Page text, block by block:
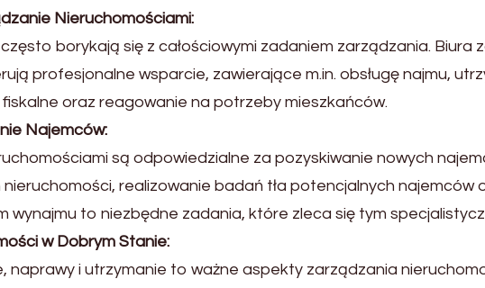
Nieruchomościami:
często borykają się z całościowymi zadaniem zarządzania. Biura
profesjonalne wsparcie, zawierające m.in. obsługę najmu,
oraz reagowanie na potrzeby mieszkańców.
Najemców:
są odpowiedzialne za pozyskiwanie nowych
realizowanie badań tła potencjalnych najemców
wynajmu to niezbędne zadania, które zleca się tym
w Dobrym Stanie:
naprawy i utrzymanie to ważne aspekty zarządzania